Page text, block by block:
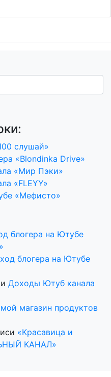
слушай»
«Blondinka Drive»
«Мир Пэки»
«FLEYY»
«Мефисто»
блогера на Ютубе
блогера на Ютубе
Доходы Ютуб канала
магазин продуктов
«Красавица и
КАНАЛ»